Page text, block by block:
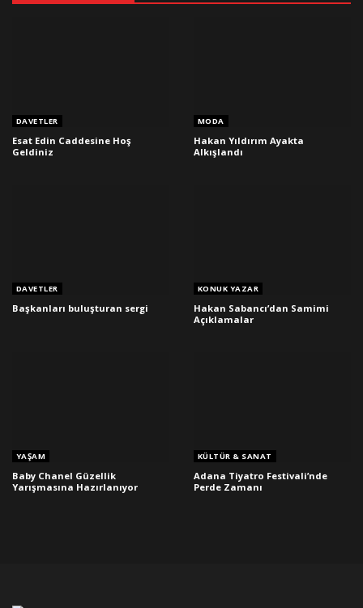
DAVETLER
Esat Edin Caddesine Hoş
Geldiniz
MODA
Hakan Yıldırım Ayakta
Alkışlandı
DAVETLER
Başkanları buluşturan sergi
KONUK YAZAR
Hakan Sabancı’dan Samimi
Açıklamalar
YAŞAM
Baby Chanel Güzellik
Yarışmasına Hazırlanıyor
KÜLTÜR & SANAT
Adana Tiyatro Festivali’nde
Perde Zamanı